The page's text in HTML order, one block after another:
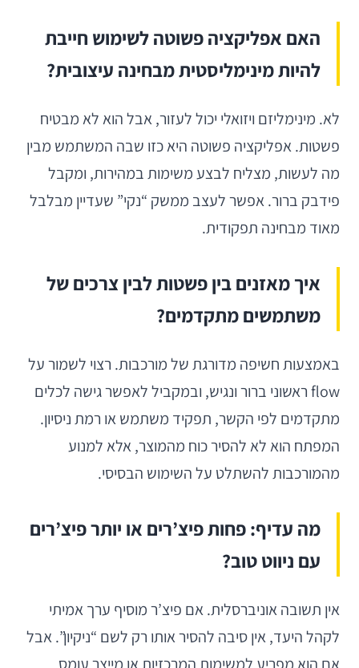
האם אפליקציה פשוטה לשימוש חייבת
להיות מינימליסטית מבחינה עיצובית?
לא. מינימליזם ויזואלי יכול לעזור, אבל הוא לא מבטיח
פשטות. אפליקציה פשוטה היא כזו שבה המשתמש מבין
מה לעשות, מצליח לבצע משימות במהירות, ומקבל
פידבק ברור. אפשר לעצב ממשק “נקי” שעדיין מבלבל
מאוד מבחינה תפקודית.
איך מאזנים בין פשטות לבין צרכים של
משתמשים מתקדמים?
באמצעות חשיפה מדורגת של מורכבות. רצוי לשמור על
flow ראשוני ברור ונגיש, ובמקביל לאפשר גישה לכלים
מתקדמים לפי הקשר, תפקיד משתמש או רמת ניסיון.
המפתח הוא לא להסיר כוח מהמוצר, אלא למנוע
מהמורכבות להשתלט על השימוש הבסיסי.
מה עדיף: פחות פיצ’רים או יותר פיצ’רים
עם ניווט טוב?
אין תשובה אוניברסלית. אם פיצ’ר מוסיף ערך אמיתי
לקהל היעד, אין סיבה להסיר אותו רק לשם “ניקיון”. אבל